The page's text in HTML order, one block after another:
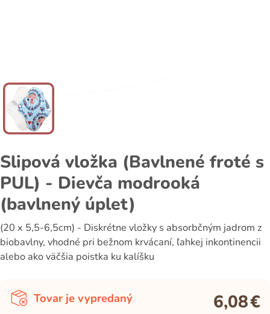
Slipová vložka (Bavlnené froté s
PUL) - Dievča modrooká
(bavlnený úplet)
(20 x 5,5-6,5cm) - Diskrétne vložky s absorbčným jadrom z
biobavlny, vhodné pri bežnom krvácaní, ľahkej inkontinencii
alebo ako väčšia poistka ku kalíšku
Tovar je vypredaný 6,08€